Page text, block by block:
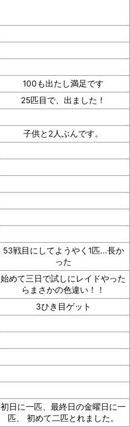
100も出たし満足です
25匹目で、出ました！
子供と2人ぶんです。
53戦目にしてようやく1匹...長か
った
始めて三日で試しにレイドやった
らまさかの色違い！！
3ひき目ゲット
初日に一匹、最終日の金曜日に一
匹、 初めて二匹とれました。